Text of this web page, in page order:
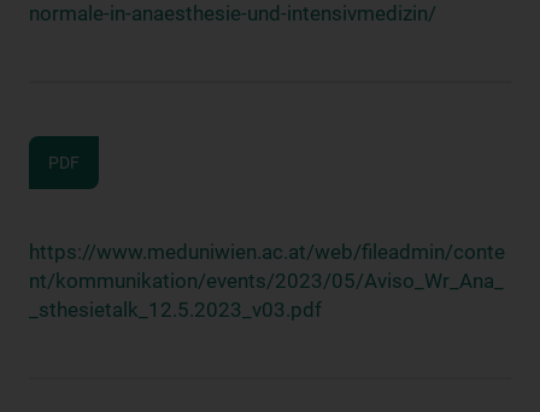
normale-in-anaesthesie-und-intensivmedizin/
PDF
https://www.meduniwien.ac.at/web/fileadmin/conte
nt/kommunikation/events/2023/05/Aviso_Wr_Ana_
_sthesietalk_12.5.2023_v03.pdf